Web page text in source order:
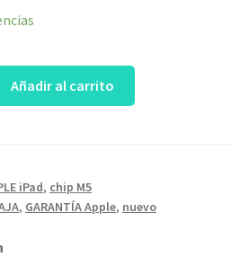
Añadir al carrito
iPad, chip M5
, GARANTÍA Apple, nuevo